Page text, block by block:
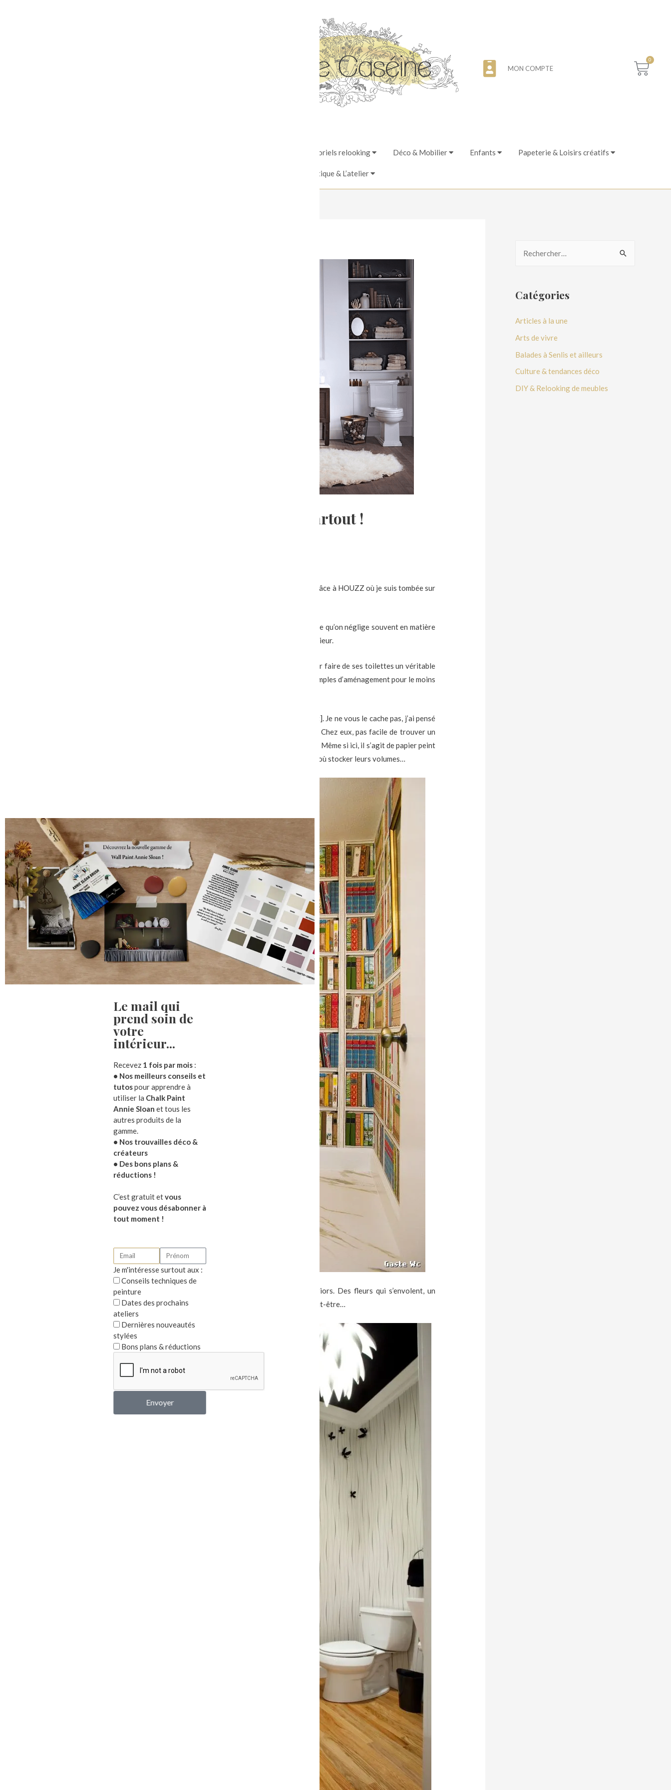
MON COMPTE
0
Stages, Ateliers & Tutoriels relooking Déco & Mobilier Enfants Papeterie & Loisirs créatifs
La Boutique & L’atelier
See you Monday* : Penser déco partout !
Et nous allons vous en donner la preuve aujourd’hui, comme souvent grâce à HOUZZ où je suis tombée sur
Du coup j’ai cherché quelques autres exemples parce que c’est une pièce qu’on néglige souvent en matière
de déco alors qu’on peut en faire le centre de l’originalité dans son intérieur.
Tout le monde n’ayant pas la chance d’avoir suffisamment d’espace pour faire de ses toilettes un véritable
salon comme dans l’image à la une signée Kohler co, voici quelques exemples d’aménagement pour le moins
[déco : Angela Gutekunst]. Je ne vous le cache pas, j’ai pensé
à certains de mes amis (ils se reconnaitront ;)) en voyant cette photo. Chez eux, pas facile de trouver un
mur visible. Ils sont tous cachés derrière des piles et des piles de livres. Même si ici, il s’agit de papier peint
(frustrant , je trouve quand on aime lire !) voilà donc un dernier endroit où stocker leurs volumes…
Plus bucolique, voici les
pensées par FW interiors. Des fleurs qui s’envolent, un
mouton, un panier de fruits… rafraichissant mais un rien angoissant peut-être…
Catégories
Articles à la une
Arts de vivre
Balades à Senlis et ailleurs
Culture & tendances déco
DIY & Relooking de meubles
Le mail qui
prend soin de
votre
intérieur...​
Recevez 1 fois par mois:
• Nos meilleurs conseils et
tutospour apprendre à
utiliser la Chalk Paint
Annie Sloan et tous les
autres produits de la
gamme.
• Nos trouvailles déco &
créateurs
• Des bons plans &
réductions !
C’est gratuit etvous
pouvez vous désabonner à
tout moment !
Je m'intéresse surtout aux :
Conseils techniques de
peinture
Dates des prochains
ateliers
Dernières nouveautés
stylées
Bons plans & réductions
Envoyer